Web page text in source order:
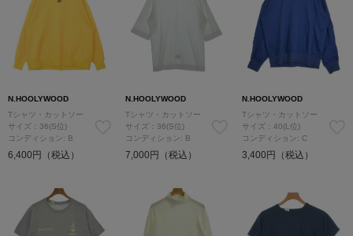
N.HOOLYWOOD
Tシャツ・カットソー
サイズ：36(S位)
コンディション: B
6,400円（税込）
N.HOOLYWOOD
Tシャツ・カットソー
サイズ：36(S位)
コンディション: B
7,000円（税込）
N.HOOLYWOOD
Tシャツ・カットソー
サイズ：40(L位)
コンディション: C
3,400円（税込）